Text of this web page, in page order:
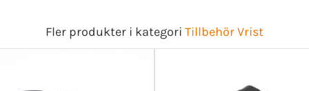
Fler produkter i kategori Tillbehör Vrist